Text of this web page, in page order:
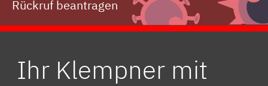
Rückruf beantragen
Ihr Klempner mit